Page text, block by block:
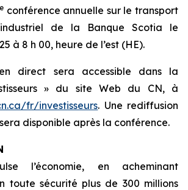
e conférence annuelle sur le transport
de la Banque Scotia le
à 8 h 00, heure de l’est (HE).
direct sera accessible dans la
» du site Web du CN, à
fr/investisseurs. Une rediffusion
disponible après la conférence.
l’économie, en acheminant
toute sécurité plus de 300 millions